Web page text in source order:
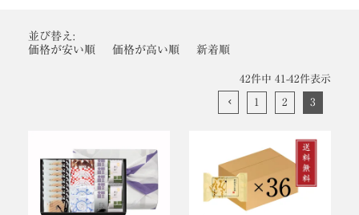
並び替え
価格が安い順
価格が高い順 新着順
42件中 41 -42件表示
1 2 3